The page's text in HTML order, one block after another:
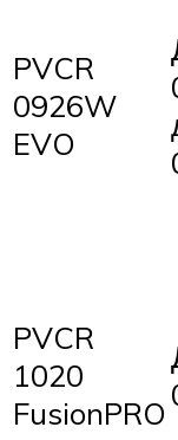
PVCR
0926W
EVO
PVCR
1020
FusionPRO